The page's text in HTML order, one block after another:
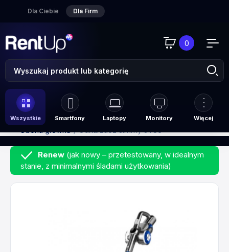
Dla Ciebie Dla Firm
0
Wszystkie Smartfony Laptopy Monitory Więcej
Strona główna Odkurzacz Jimmy JV85
Renew (jak nowy – przetestowany, w idealnym
stanie, z minimalnymi śladami użytkowania)